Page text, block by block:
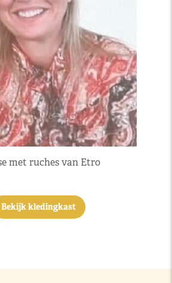
met ruches van Etro
Bekijk kledingkast